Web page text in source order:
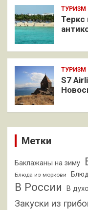
ТУРИЗМ
Теркс
ТУРИЗМ
S7
Метки
Баклажаны на зиму
Блюда из моркови
В России В
Закуски из